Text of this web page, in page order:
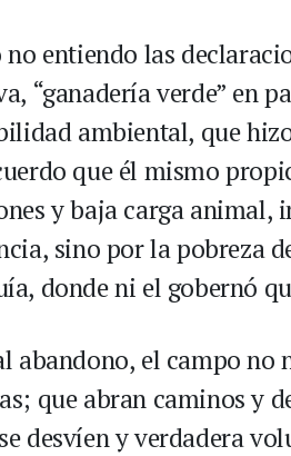
entiendo las
“ganadería verde” en
ambiental, que
que él mismo
y baja carga
sino por la pobreza
donde ni el gobernó
abandono, el campo no
que abran caminos y
desvíen y verdadera